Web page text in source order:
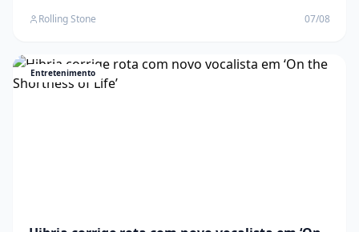
da saúde mental da artista O post Sophia Laforteza
primeiro em Rolling Stone Brasil .
Rolling Stone 07/08
Entretenimento